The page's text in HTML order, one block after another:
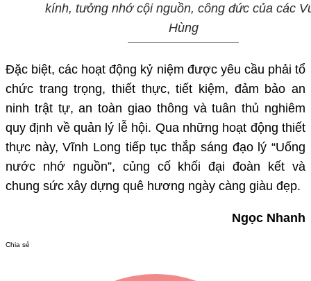
kính, tưởng nhớ cội nguồn, công đức của các
Hùng
Đặc biệt, các hoạt động kỷ niệm được yêu cầu phải tổ
chức trang trọng, thiết thực, tiết kiệm, đảm bảo an
ninh trật tự, an toàn giao thông và tuân thủ nghiêm
quy định về quản lý lễ hội. Qua những hoạt động thiết
thực này, Vĩnh Long tiếp tục thắp sáng đạo lý “Uống
nước nhớ nguồn”, củng cố khối đại đoàn kết và
chung sức xây dựng quê hương ngày càng giàu đẹp.
Ngọc Nhanh
Chia sẻ